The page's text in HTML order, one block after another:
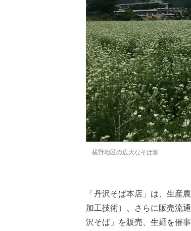
横野地区の広大なそば畑
「丹沢そば本店」は、生産
加工技術）、さらに販売流
沢そば」を販売、生麺を催